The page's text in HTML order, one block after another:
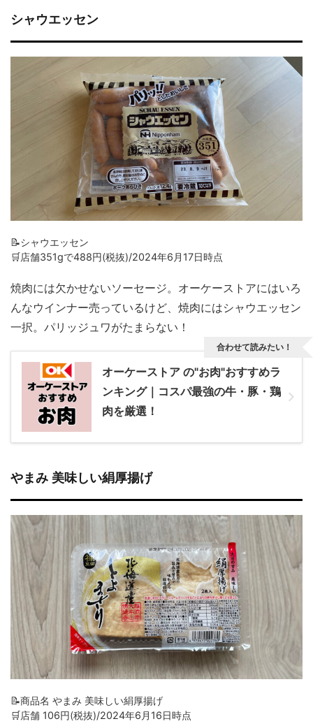
シャウエッセン
📝シャウエッセン
🛒店舗351gで488円(税抜)/2024年6月17日時点
焼肉には欠かせないソーセージ。オーケーストアにはいろ
んなウインナー売っているけど、焼肉にはシャウエッセン
一択。パリッジュワがたまらない！
オーケーストア の"お肉"おすすめラ
ンキング｜コスパ最強の牛・豚・鶏
肉を厳選！
合わせて読みたい！
やまみ 美味しい絹厚揚げ
📝商品名 やまみ 美味しい絹厚揚げ
🛒店舗 106円(税抜)/2024年6月16日時点